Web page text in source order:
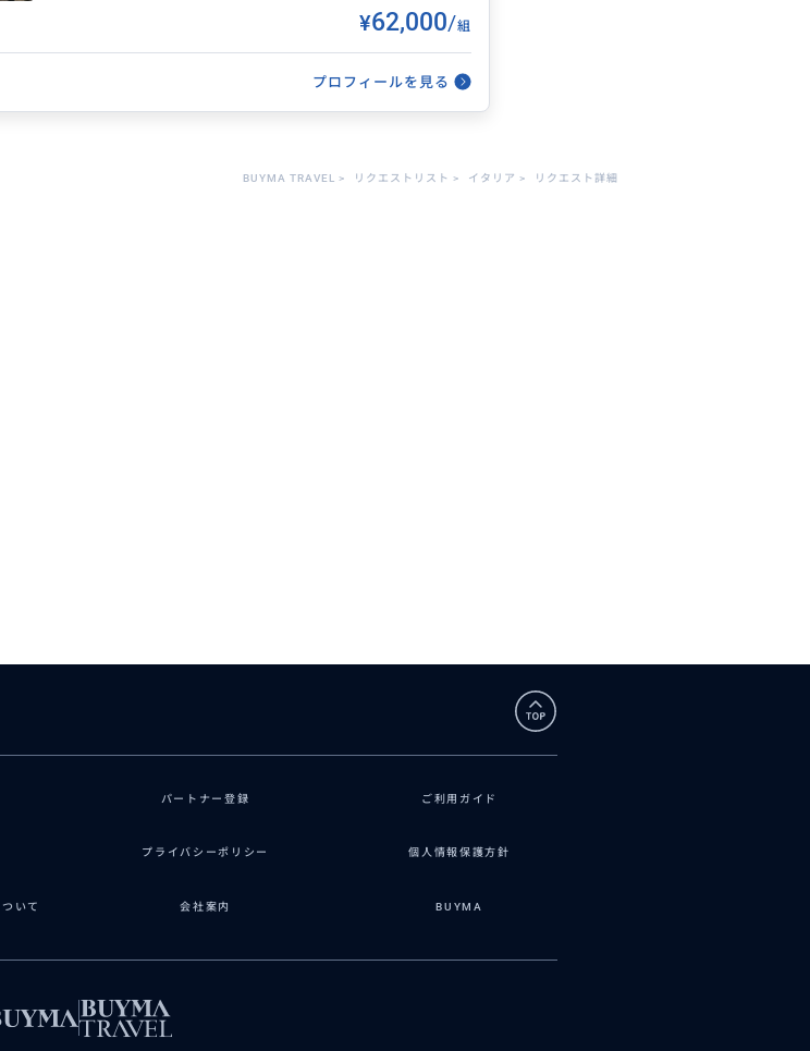
¥62,000/組
プロフィールを見る
BUYMA TRAVEL > リクエストリスト > イタリア > リクエスト詳細
パートナー登録 ご利用ガイド
プライバシーポリシー 個人情報保護方針
いて 会社案内 BUYMA